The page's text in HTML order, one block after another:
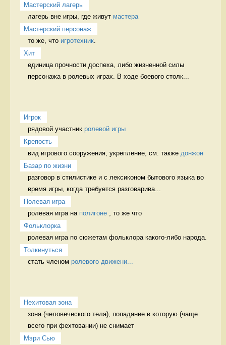
Мастерский лагерь
лагерь вне игры, где живут мастера
Мастерский персонаж
то же, что игротехник
Хит
единица прочности доспеха, либо жизненной силы
персонажа в ролевых играх. В ходе боевого столк...
Игрок
рядовой участник ролевой игры
Крепость
вид игрового сооружения, укрепление, см. также донжон
Базар по жизни
разговор в стилистике и с лексиконом бытового языка во
время игры, когда требуется разговарива...
Полевая игра
ролевая игра на полигоне , то же что
Фольклорка
Толкинуться
стать членом ролевого движени...
Нехитовая зона
зона (человеческого тела), попадание в которую (чаще
всего при фехтовании) не снимает
Мэри Сью